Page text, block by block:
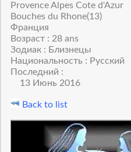
Provence Alpes Cote d'Azur
Bouches du Rhone(13)
Франция
Возраст : 28 ans
Зодиак : Близнецы
Национальность : Русский
Последний :
13 Июнь 2016
Back to list